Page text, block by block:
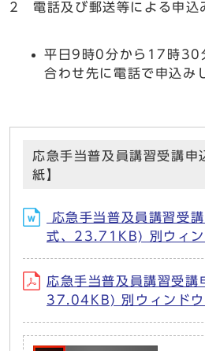
2 電話及び郵送等による申込
平日9時0分から17時30
合わせ先に電話で申込み
応急手当普及員講習受講申
紙】
応急手当普及員講習受
式、23.71KB) 別ウィン
応急手当普及員講習受講
37.04KB) 別ウィンドウ